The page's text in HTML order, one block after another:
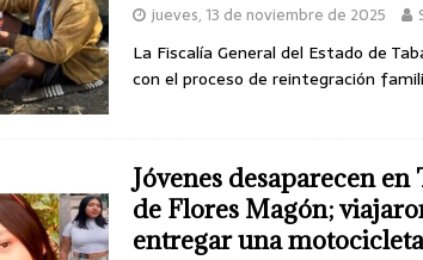
jueves, 13 de noviembre de 2025
La Fiscalía General del Estado de
con el proceso de reintegración
Jóvenes desaparecen
de Flores Magón;
entregar una motocicleta